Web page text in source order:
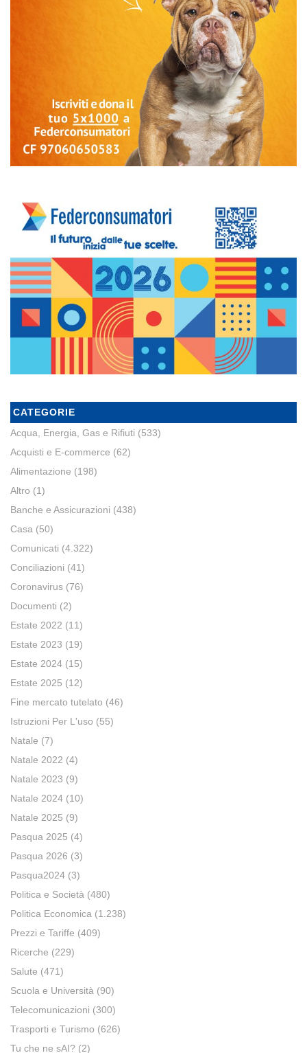
CATEGORIE
Acqua, Energia, Gas e Rifiuti (533)
Acquisti e E-commerce (62)
Alimentazione (198)
Altro (1)
Banche e Assicurazioni (438)
Casa (50)
Comunicati (4.322)
Conciliazioni (41)
Coronavirus (76)
Documenti (2)
Estate 2022 (11)
Estate 2023 (19)
Estate 2024 (15)
Estate 2025 (12)
Fine mercato tutelato (46)
Istruzioni Per L'uso (55)
Natale (7)
Natale 2022 (4)
Natale 2023 (9)
Natale 2024 (10)
Natale 2025 (9)
Pasqua 2025 (4)
Pasqua 2026 (3)
Pasqua2024 (3)
Politica e Società (480)
Politica Economica (1.238)
Prezzi e Tariffe (409)
Ricerche (229)
Salute (471)
Scuola e Università (90)
Telecomunicazioni (300)
Trasporti e Turismo (626)
Tu che ne sAI? (2)